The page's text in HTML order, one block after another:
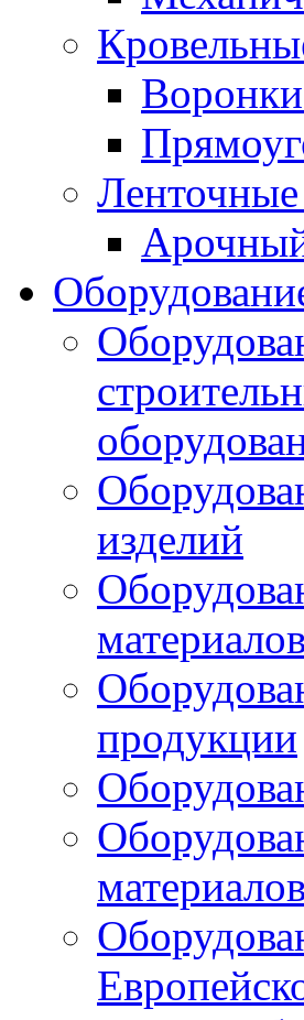
изделий
материалов
продукции
материалов